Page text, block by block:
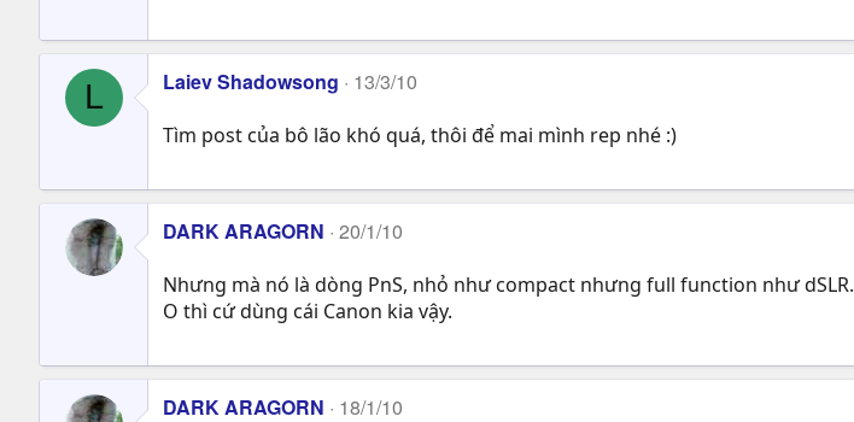
L Laiev Shadowsong 13/3/10
Tìm post của bô lão khó quá, thôi để mai mình rep nhé :)
DARK ARAGORN 20/1/10
Nhưng mà nó là dòng PnS, nhỏ như compact nhưng full function như dSLR.
O thì cứ dùng cái Canon kia vậy.
DARK ARAGORN 18/1/10